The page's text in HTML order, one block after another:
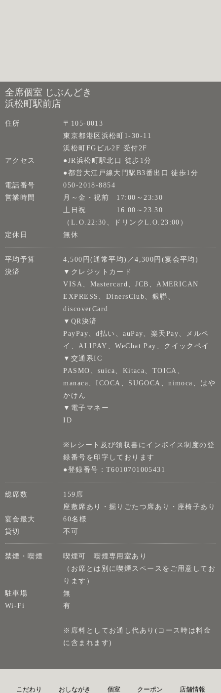
全席個室 じぶんどき
浜松町駅前店
住所
〒105-0013
東京都港区浜松町1-30-11
浜松町FGビル2F 受付2F
アクセス
●JR浜松町駅北口 徒歩1分
●都営大江戸線大門駅B3番出口 徒歩1分
電話番号
050-2018-8854
営業時間
月～金・祝前 17:00～23:30
土日祝 16:00～23:30
（L.O.22:30、ドリンクL.O.23:00）
定休日
無休
平均予算
4,500円(通常平均)／4,300円(宴会平均)
決済
▼クレジットカード
VISA、Mastercard、JCB、AMERICAN
EXPRESS、DinersClub、銀聯、
discoverCard
▼QR決済
PayPay、d払い、auPay、楽天Pay、メルペ
イ、ALIPAY、WeChat Pay、クイックペイ
▼交通系IC
PASMO、suica、Kitaca、TOICA、
manaca、ICOCA、SUGOCA、nimoca、はや
かけん
▼電子マネー
ID
※レシート及び領収書にインボイス制度の登
録番号を印字しております
●登録番号：T6010701005431
総席数
159席
座敷席あり・掘りごたつ席あり・座椅子あり
宴会最大
60名様
貸切
不可
禁煙・喫煙
喫煙可 喫煙専用室あり
（お席とは別に喫煙スペースをご用意してお
ります）
駐車場
無
Wi-Fi
有
※席料としてお通し代あり(コース時は料金
に含まれます)
こだわり おしながき 個室 クーポン 店舗情報